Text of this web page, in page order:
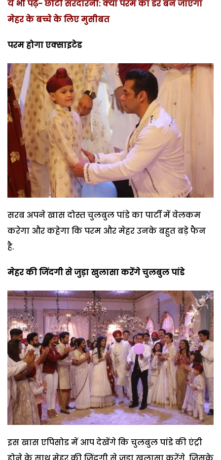
ये भी पढ़ें- छोटी सरदारनी: क्या परम का डर बन जाएगा
मेहर के बच्चे के लिए मुसीबत
परम होगा एक्साइटेड
सरब अपने खास दोस्त चुलबुल पांडे का पार्टी में वेलकम
करेगा और कहेगा कि परम और मेहर उनके बहुत बड़े फैन
है.
मेहर की जिंदगी से जुड़ा खुलासा करेंगे चुलबुल पांडे
इस खास एपिसोड में आप देखेंगे कि चुलबुल पांडे की एंट्री